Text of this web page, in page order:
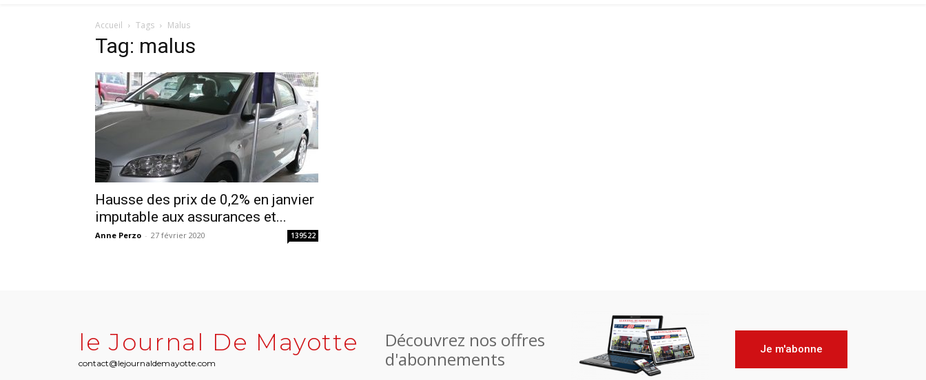
Accueil Tags Malus
Tag: malus
Hausse des prix de 0,2% en janvier
imputable aux assurances et...
Anne Perzo - 27 février 2020 139522
le Journal De Mayotte
contact@lejournaldemayotte.com
Découvrez nos offres
d'abonnements
Je m'abonne